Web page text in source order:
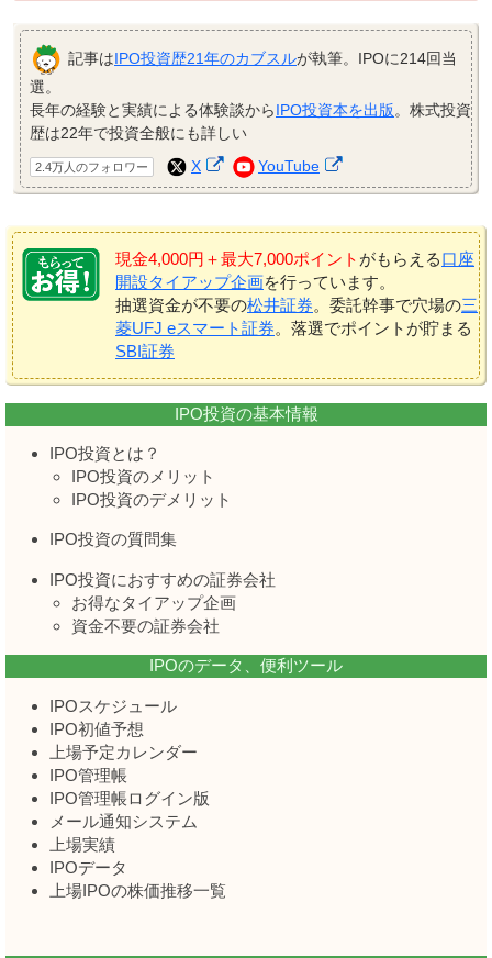
記事はIPO投資歴21年のカブスルが執筆。IPOに214回当
選。
長年の経験と実績による体験談からIPO投資本を出版。株式投資
歴は22年で投資全般にも詳しい
2.4万人のフォロワー X YouTube
現金4,000円＋最大7,000ポイント がもらえる口座
開設タイアップ企画を行っています。
抽選資金が不要の松井証券。委託幹事で穴場の三
菱UFJ eスマート証券。落選でポイントが貯まる
SBI証券
IPO投資の基本情報
IPO投資とは？
IPO投資のメリット
IPO投資のデメリット
IPO投資の質問集
IPO投資におすすめの証券会社
お得なタイアップ企画
資金不要の証券会社
IPOのデータ、便利ツール
IPOスケジュール
IPO初値予想
上場予定カレンダー
IPO管理帳
IPO管理帳ログイン版
メール通知システム
上場実績
IPOデータ
上場IPOの株価推移一覧